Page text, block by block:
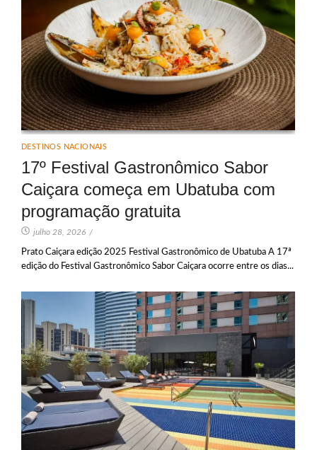
DESTINOS NACIONAIS
17º Festival Gastronômico Sabor
Caiçara começa em Ubatuba com
programação gratuita
julho 28, 2026 /
Prato Caiçara edição 2025 Festival Gastronômico de Ubatuba A 17ª
edição do Festival Gastronômico Sabor Caiçara ocorre entre os dias...